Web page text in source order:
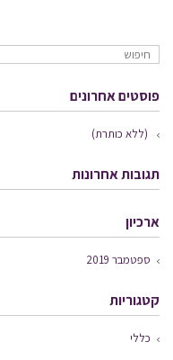
פוסטים אחרונים
(ללא כותרת)
תגובות אחרונות
ארכיון
ספטמבר 2019
קטגוריות
כללי